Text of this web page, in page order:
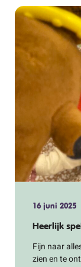
16 juni 2025
Heerlijk
Fijn naar
zien en te